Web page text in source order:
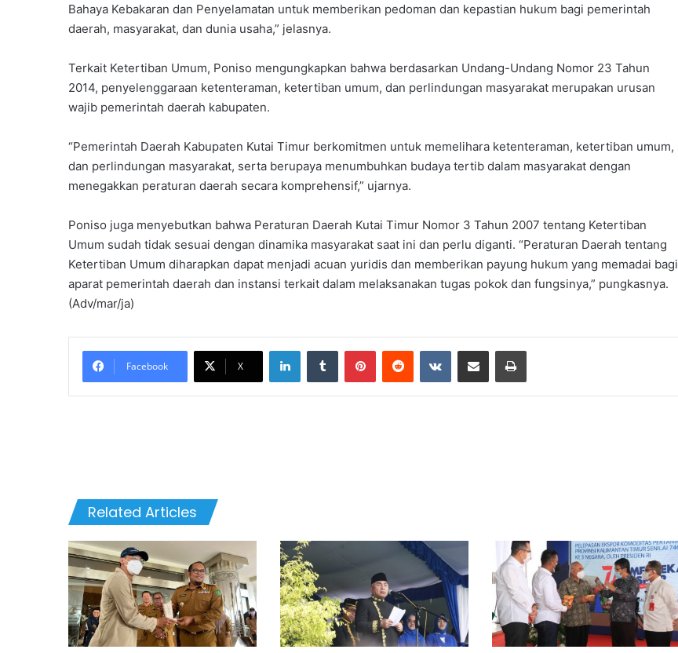
Bahaya Kebakaran dan Penyelamatan untuk memberikan pedoman dan kepastian hukum bagi pemerintah
daerah, masyarakat, dan dunia usaha,” jelasnya.
Terkait Ketertiban Umum, Poniso mengungkapkan bahwa berdasarkan Undang-Undang Nomor 23 Tahun
2014, penyelenggaraan ketenteraman, ketertiban umum, dan perlindungan masyarakat merupakan urusan
wajib pemerintah daerah kabupaten.
“Pemerintah Daerah Kabupaten Kutai Timur berkomitmen untuk memelihara ketenteraman, ketertiban umum,
dan perlindungan masyarakat, serta berupaya menumbuhkan budaya tertib dalam masyarakat dengan
menegakkan peraturan daerah secara komprehensif,” ujarnya.
Poniso juga menyebutkan bahwa Peraturan Daerah Kutai Timur Nomor 3 Tahun 2007 tentang Ketertiban
Umum sudah tidak sesuai dengan dinamika masyarakat saat ini dan perlu diganti. “Peraturan Daerah tentang
Ketertiban Umum diharapkan dapat menjadi acuan yuridis dan memberikan payung hukum yang memadai bagi
aparat pemerintah daerah dan instansi terkait dalam melaksanakan tugas pokok dan fungsinya,” pungkasnya.
(Adv/mar/ja)
Facebook X
LinkedInTumblr PinterestReddit VKontakteShare via Email Print
Related Articles